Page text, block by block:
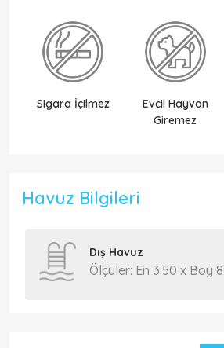
Sigara İçilmez
Evcil Hayvan
Giremez
Havuz Bilgileri
Dış Havuz
Ölçüler: En 3.50 x Boy